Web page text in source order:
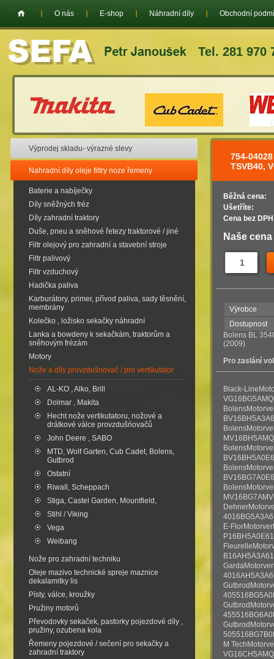
Tel. 281 970
O nás E-shop Náhradní díly Obchodní
Výprodej skladu- výrazné slevy
Nahradní díly oleje filtry noze řemeny
Baterie a nabíječky
Díly sněžných fréz
Díly zahradní traktory
Duše, pneu a sněhové řetezy traktorové / jiné
Filtr olejový pro zahradní a stavební stroje
Filtr palivový
Filtr vzduchový
Hadička paliva
Karburátory, primer, přívod paliva, sady těsnění,
membrány
Kolečko , ložisko sekačky náhradní
Lanka a bowdeny k sekačkám, traktorům a
sněhovým frézám
Motory
Nože a díly provzdušnovač / pro vertikutator
AL-KO , Alko, Brill
Dolmar , Makita
Hecht nože vertikutatoru, nožové a
drátkové válce provzdušńovačů
John Deere , SABO
MTD, Wolf Garten, Cub Cadet, Bolens,
Gutbrod
Ostatní
Riwall, Scheppach
Stiga, Castel Garden, Mountfield,
Stihl / Viking
Vega
Weibang
Nože pro zahradní techniku
Oleje mazivo technické spreje maznice
dekalamitky lis
Písty, válce, kroužky
Pružiny motorů
Převodovky sekaček, pastorky pojezdové díly ,
pružiny, ozubena kola
Řemeny pojezdové / sečení pro sekačky a
zahradní traktory
754-
TSVB40,
Běžná cena:
Ušetříte:
Cena bez
Naše
Výrobce
Dostupnost
Bolens BL
(2009)
Pro zaslání
Black-
E-
M